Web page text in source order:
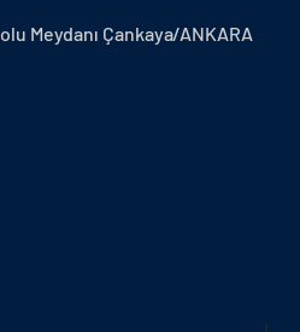
Meydanı Çankaya/ANKARA